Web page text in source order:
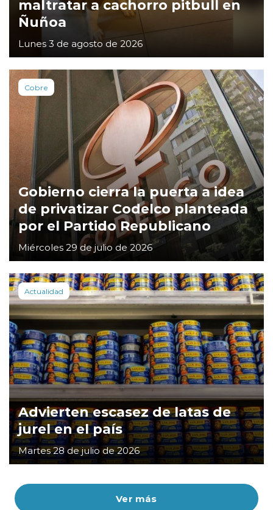
Ver más
maltratar a cachorro pitbull en
Ñuñoa
Lunes 3 de agosto de 2026
Cobre
Gobierno cierra la puerta a idea
de privatizar Codelco planteada
por el Partido Republicano
Miércoles 29 de julio de 2026
Actualidad
Advierten escasez de latas de
jurel en el país
Martes 28 de julio de 2026